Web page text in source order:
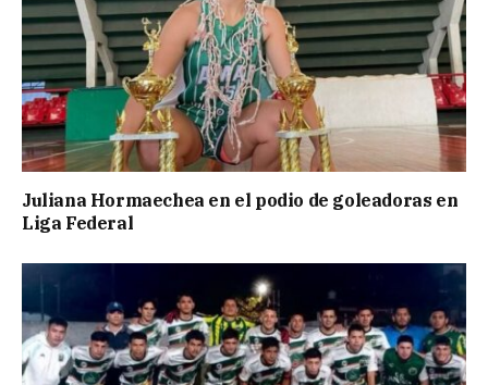
Juliana Hormaechea en el podio de goleadoras en
Liga Federal